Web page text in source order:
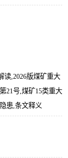
读,2026版煤矿重大
21号,煤矿15类重大
患,条文释义
机组检修定额
程预算定额
矿山建设工程预
预算定额